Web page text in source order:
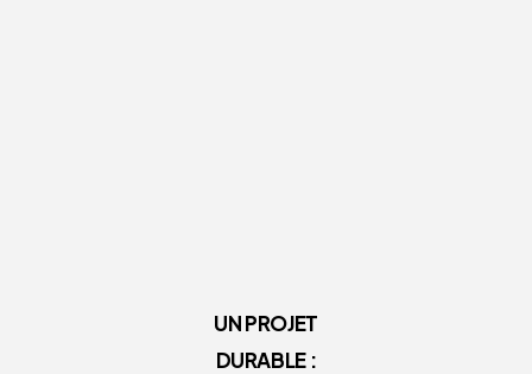
UN PROJET
DURABLE :